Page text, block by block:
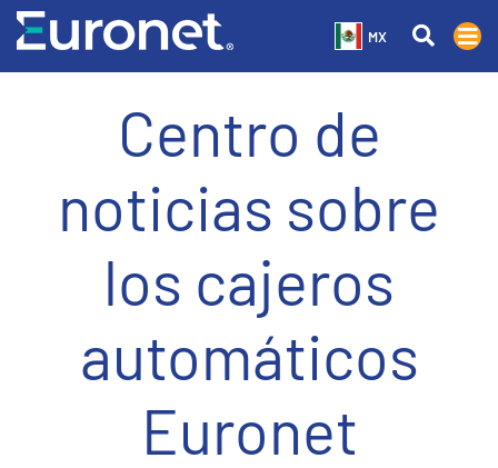
MX
Centro de
noticias sobre
los cajeros
automáticos
Euronet